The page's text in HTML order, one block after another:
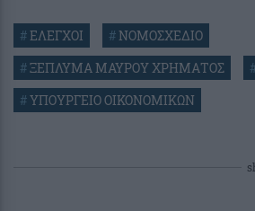
#ΕΛΕΓΧΟΙ #ΝΟΜΟΣΧΕΔΙΟ
#ΞΕΠΛΥΜΑ ΜΑΥΡΟΥ ΧΡΗΜΑΤΟΣ
#ΥΠΟΥΡΓΕΙΟ ΟΙΚΟΝΟΜΙΚΩΝ